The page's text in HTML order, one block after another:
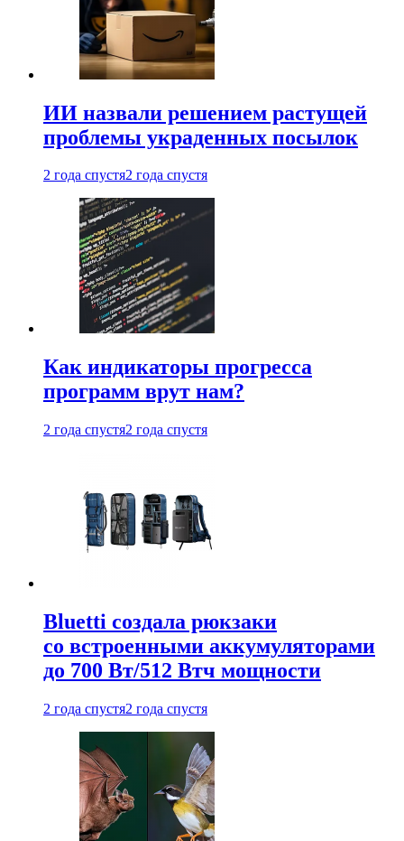
ИИ назвали решением растущей
проблемы украденных посылок
2 года спустя2 года спустя
Как индикаторы прогресса
программ врут нам?
2 года спустя2 года спустя
Bluetti создала рюкзаки
со встроенными аккумуляторами
до 700 Вт/512 Втч мощности
2 года спустя2 года спустя